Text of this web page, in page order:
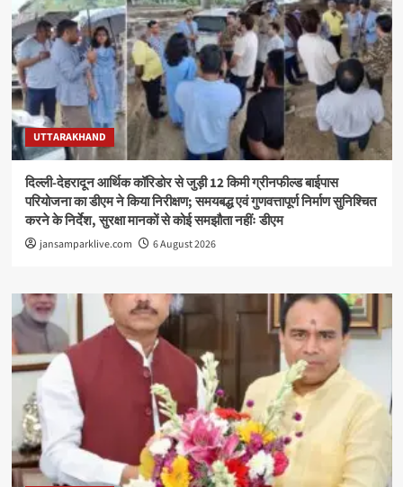
UTTARAKHAND
दिल्ली-देहरादून आर्थिक कॉरिडोर से जुड़ी 12 किमी ग्रीनफील्ड बाईपास
परियोजना का डीएम ने किया निरीक्षण; समयबद्ध एवं गुणवत्तापूर्ण निर्माण सुनिश्चित
करने के निर्देश, सुरक्षा मानकों से कोई समझौता नहींः डीएम
jansamparklive.com 6 August 2026